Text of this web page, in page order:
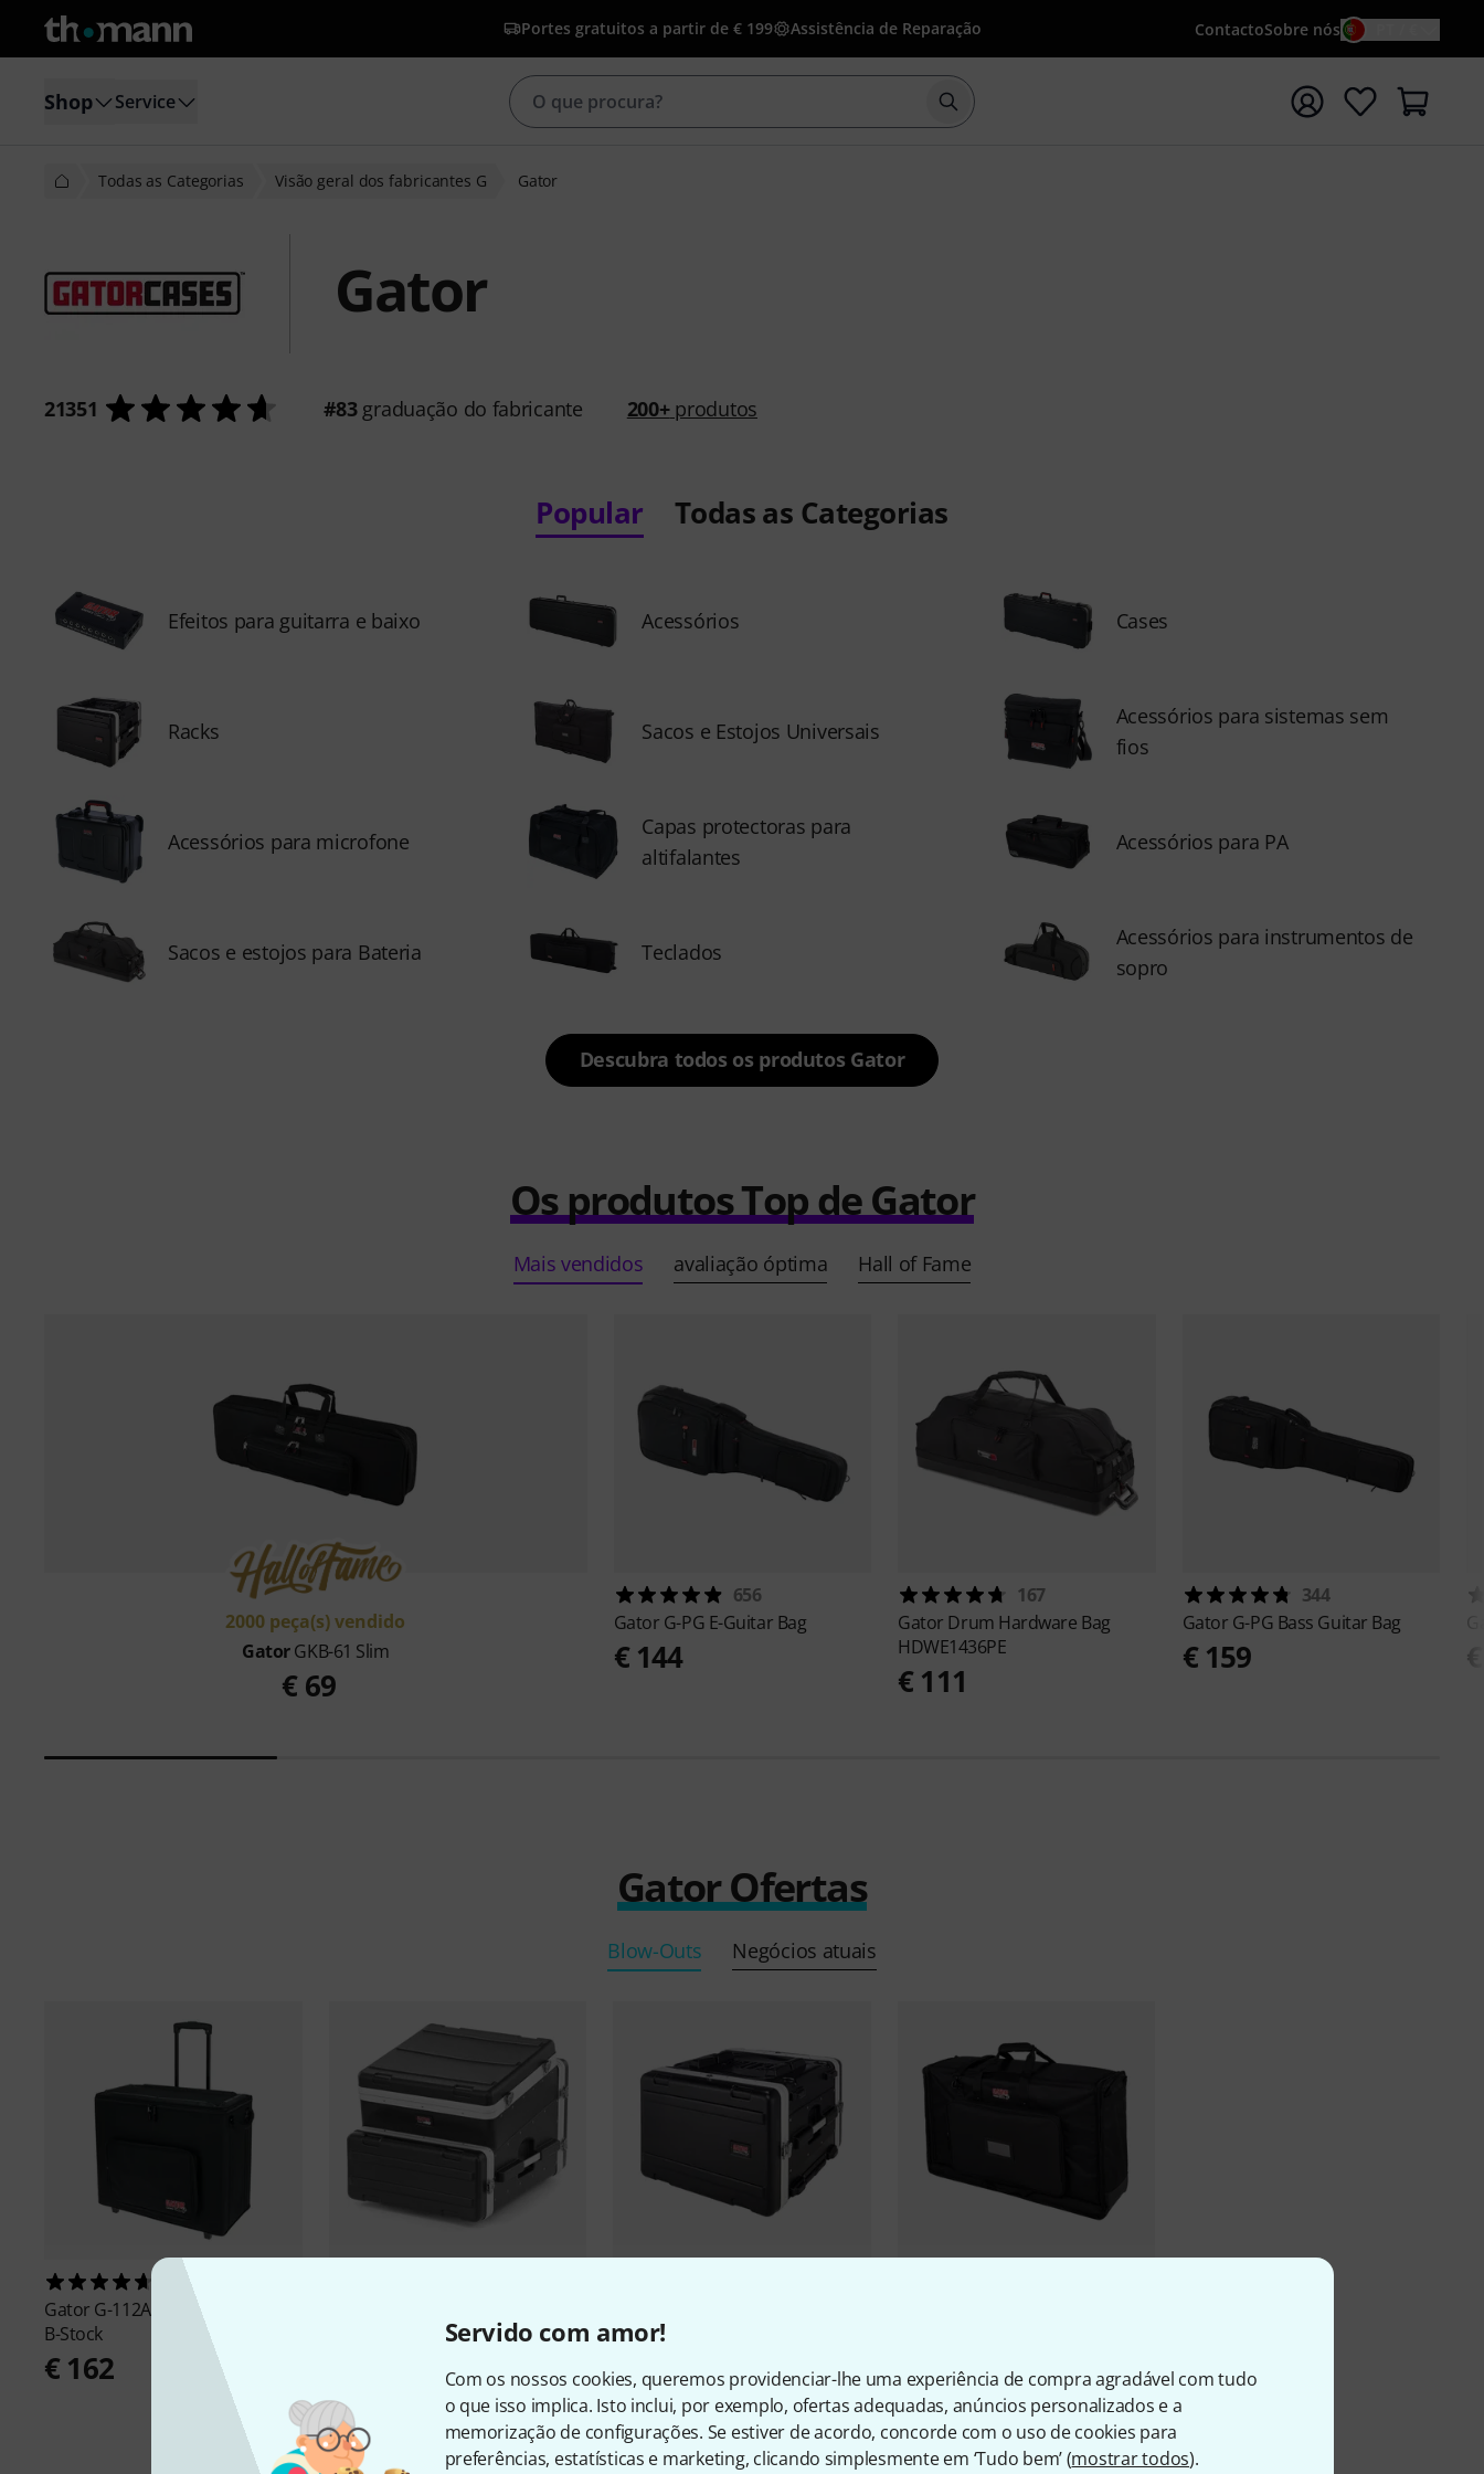
Servido com amor!
Com os nossos cookies, queremos providenciar-lhe uma experiência de compra agradável com tudo
o que isso implica. Isto inclui, por exemplo, ofertas adequadas, anúncios personalizados e a
memorização de configurações. Se estiver de acordo, concorde com o uso de cookies para
preferências, estatísticas e marketing, clicando simplesmente em ‘Tudo bem’ (mostrar todos).
Portes gratuitos a partir de € 199 Assistência de Reparação ContactoSobre nós
Shop Service Iniciar pesquisa com o termo de pesquisa {searchTerm}
Todas as Categorias Visão geral dos fabricantes G Gator
Gator
21351 #83graduação do fabricante 200+produtos
Popular Todas as Categorias
Efeitos para guitarra e baixo Acessórios Cases
Racks Sacos e Estojos Universais
Acessórios para sistemas sem
fios
Acessórios para microfone
Capas protectoras para
altifalantes
Acessórios para PA
Sacos e estojos para Bateria Teclados
Acessórios para instrumentos de
sopro
Descubra todos os produtos Gator
Os produtos Top de Gator
Mais vendidos avaliação óptima Hall of Fame
2000 peça(s) vendido
GatorGKB-61 Slim
€ 69
656
Gator G-PG E-Guitar Bag
€ 144
167
Gator Drum Hardware Bag
HDWE1436PE
€ 111
344
Gator G-PG Bass Guitar Bag
€ 159
Gator Ofertas
Blow-Outs Negócios atuais
Gator G-112A Amp Transporter
B-Stock
€ 162
€ 165